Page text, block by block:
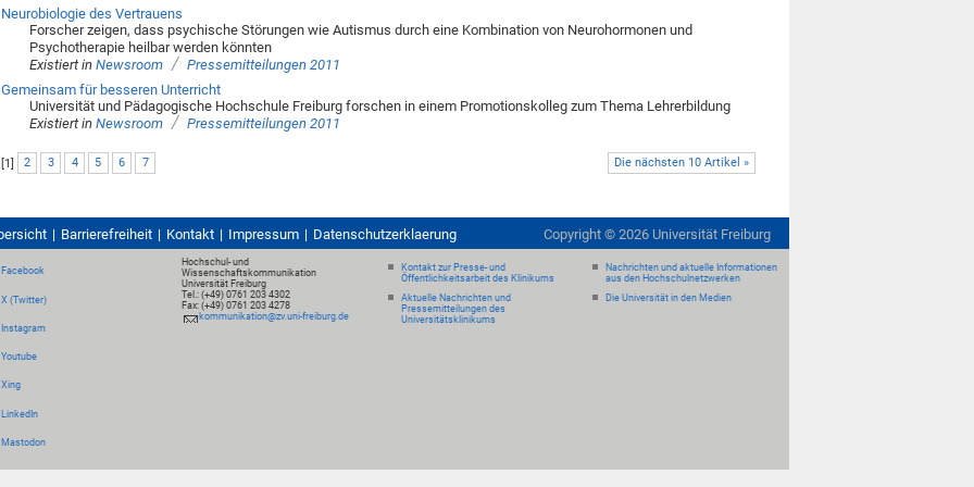
Neurobiologie des Vertrauens
Forscher zeigen, dass psychische Störungen wie Autismus durch eine Kombination von Neurohormonen und
Psychotherapie heilbar werden könnten
Existiert in Newsroom / Pressemitteilungen 2011
Gemeinsam für besseren Unterricht
Universität und Pädagogische Hochschule Freiburg forschen in einem Promotionskolleg zum Thema Lehrerbildung
Existiert in Newsroom / Pressemitteilungen 2011
Die nächsten 10 Artikel »
[1] 2 3 4 5 6 7
Barrierefreiheit Kontakt Impressum Datenschutzerklaerung Copyright © 2026 Universität Freiburg
Facebook
X (Twitter)
Instagram
Youtube
Xing
LinkedIn
Mastodon
Hochschul- und
Wissenschaftskommunikation
Universität Freiburg
Tel.: (+49) 0761 203 4302
Fax: (+49) 0761 203 4278
kommunikation@zv.uni-freiburg.de
Kontakt zur Presse- und
Öffentlichkeitsarbeit des Klinikums
Aktuelle Nachrichten und
Pressemitteilungen des
Universitätsklinikums
Nachrichten und aktuelle Informationen
aus den Hochschulnetzwerken
Die Universität in den Medien